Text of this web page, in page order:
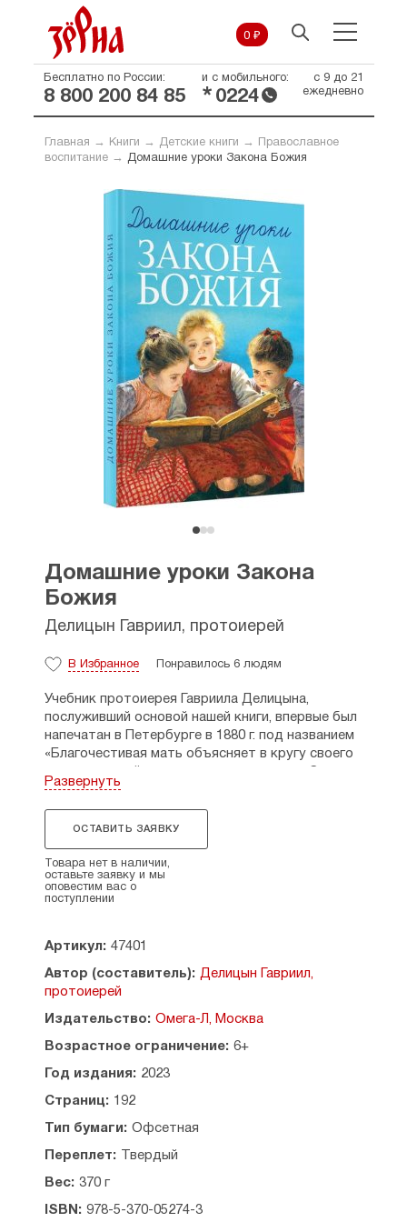
0 ₽
Бесплатно по России:
8 800 200 84 85
и с мобильного:
* 0224
с 9 до 21
ежедневно
Главная → Книги → Детские книги →
Православное
воспитание→ Домашние уроки Закона Божия
Домашние уроки Закона
Божия
Делицын Гавриил, протоиерей
В Избранное Понравилось 6 людям
Учебник протоиерея Гавриила Делицына,
послуживший основой нашей книги, впервые был
напечатан в Петербурге в 1880 г. под названием
«Благочестивая мать объясняет в кругу своего
Божия». Это было одно из лучших пособий для
дошкольной подготовки.
За предреволюционные годы книга выдержала
более десяти переизданий и получила
одобрение Святейшего Синода. На ее страницах
просто и понятным детям языком
рассказывается об основах православного
не только для проведения домашних уроков,
но и для воскресных школ.
Советом Русской Православной Церкви.
Содержание:
Урок 1. О крестном знамении — 4
Урок 2. О молитве — 7
▪ О месте молитвы — 8
Урок 3. Краткие молитвы — 9
▪ О молитве Святому Духу — 12
Развернуть
ОСТАВИТЬ ЗАЯВКУ
Товара нет в наличии,
оставьте заявку и мы
оповестим вас о
поступлении
Артикул: 47401
Автор (составитель): Делицын Гавриил,
протоиерей
Издательство: Омега-Л, Москва
Возрастное ограничение: 6+
Год издания: 2023
Страниц: 192
Тип бумаги: Офсетная
Переплет: Твердый
Вес: 370 г
ISBN: 978-5-370-05274-3